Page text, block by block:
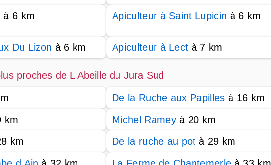
à 6 km Apiculteur à Saint Lupicin à 6 km
Du Lizon à 6 km Apiculteur à Lect à 7 km
proches de L Abeille du Jura Sud
De la Ruche aux Papilles à 16 km
km Michel Rameyà 20 km
km De la ruche au pot à 29 km